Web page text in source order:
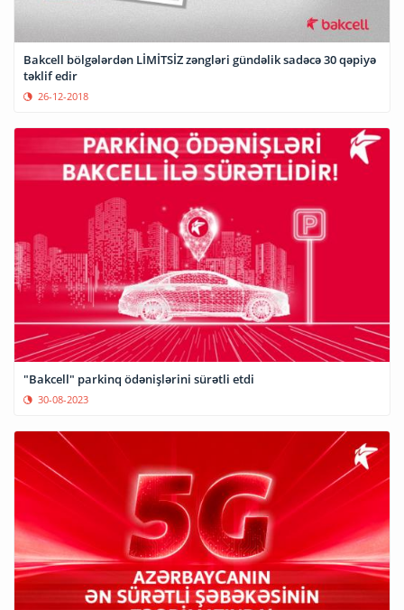
Bakcell bölgələrdən LİMİTSİZ zəngləri gündəlik sadəcə 30 qəpiyə
təklif edir
26-12-2018
"Bakcell" parkinq ödənişlərini sürətli etdi
30-08-2023